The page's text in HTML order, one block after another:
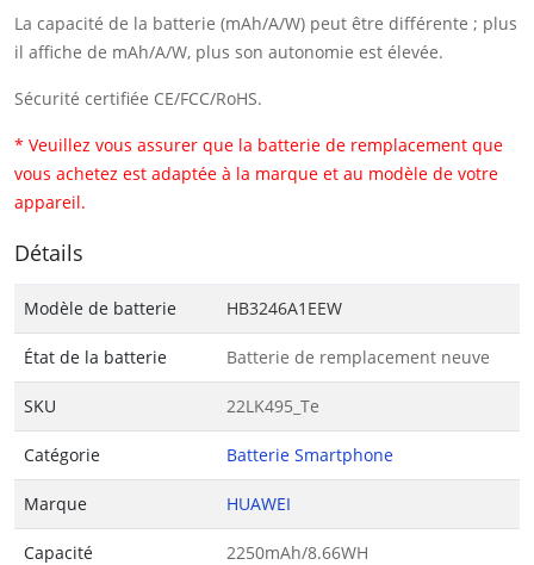
La capacité de la batterie (mAh/A/W) peut être différente ; plus
il affiche de mAh/A/W, plus son autonomie est élevée.
Sécurité certifiée CE/FCC/RoHS.
* Veuillez vous assurer que la batterie de remplacement que
vous achetez est adaptée à la marque et au modèle de votre
appareil.
Détails
Modèle de batterie HB3246A1EEW
État de la batterie Batterie de remplacement neuve
SKU 22LK495_Te
Catégorie Batterie Smartphone
Marque HUAWEI
Capacité 2250mAh/8.66WH